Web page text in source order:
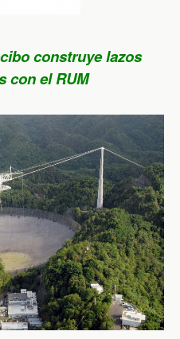
construye lazos
con el RUM